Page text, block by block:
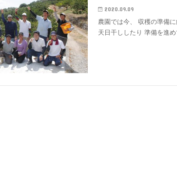
2020.09.09
農園では今、 収穫の準備
天日干ししたり 準備を進